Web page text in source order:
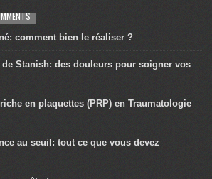
comment bien le réaliser ?
Stanish: des douleurs pour soigner vos
en plaquettes (PRP) en Traumatologie
au seuil: tout ce que vous devez